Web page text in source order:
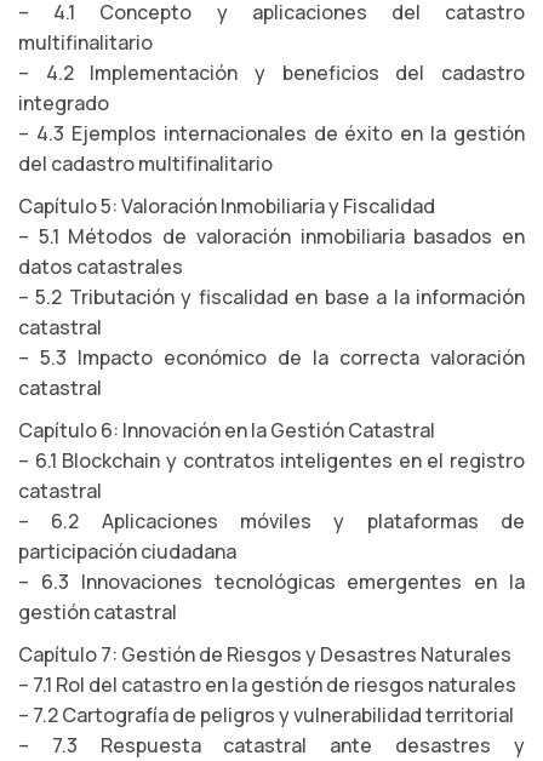
– 4.1 Concepto y aplicaciones del catastro
multifinalitario
– 4.2 Implementación y beneficios del cadastro
integrado
– 4.3 Ejemplos internacionales de éxito en la gestión
del cadastro multifinalitario
Capítulo 5: Valoración Inmobiliaria y Fiscalidad
– 5.1 Métodos de valoración inmobiliaria basados en
datos catastrales
– 5.2 Tributación y fiscalidad en base a la información
catastral
– 5.3 Impacto económico de la correcta valoración
catastral
Capítulo 6: Innovación en la Gestión Catastral
– 6.1 Blockchain y contratos inteligentes en el registro
catastral
– 6.2 Aplicaciones móviles y plataformas de
participación ciudadana
– 6.3 Innovaciones tecnológicas emergentes en la
gestión catastral
Capítulo 7: Gestión de Riesgos y Desastres Naturales
– 7.1 Rol del catastro en la gestión de riesgos naturales
– 7.2 Cartografía de peligros y vulnerabilidad territorial
– 7.3 Respuesta catastral ante desastres y